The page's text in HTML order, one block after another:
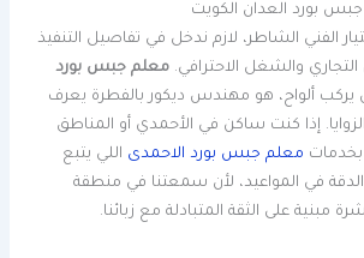
بورد العدان الكويت
الفني الشاطر، لازم ندخل في تفاصيل التنفيذ
والشغل الاحترافي.معلم جبس بورد
ألواح، هو مهندس ديكور بالفطرة يعرف
إذا كنت ساكن في الأحمدي أو المناطق
بخدمات معلم جبس بورد الاحمدى اللي يتبع
في المواعيد، لأن سمعتنا في منطقة
مبنية على الثقة المتبادلة مع زبائنا.